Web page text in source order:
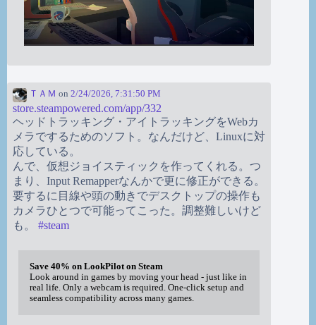
ＴＡＭ on 2/24/2026, 7:31:50 PM
store.steampowered.com/app/332
ヘッドトラッキング・アイトラッキングをWebカ
メラでするためのソフト。なんだけど、Linuxに対
応している。
んで、仮想ジョイスティックを作ってくれる。つ
まり、Input Remapperなんかで更に修正ができる。
要するに目線や頭の動きでデスクトップの操作も
カメラひとつで可能ってこった。調整難しいけど
も。 #steam
Save 40% on LookPilot on Steam
Look around in games by moving your head - just like in
real life. Only a webcam is required. One-click setup and
seamless compatibility across many games.